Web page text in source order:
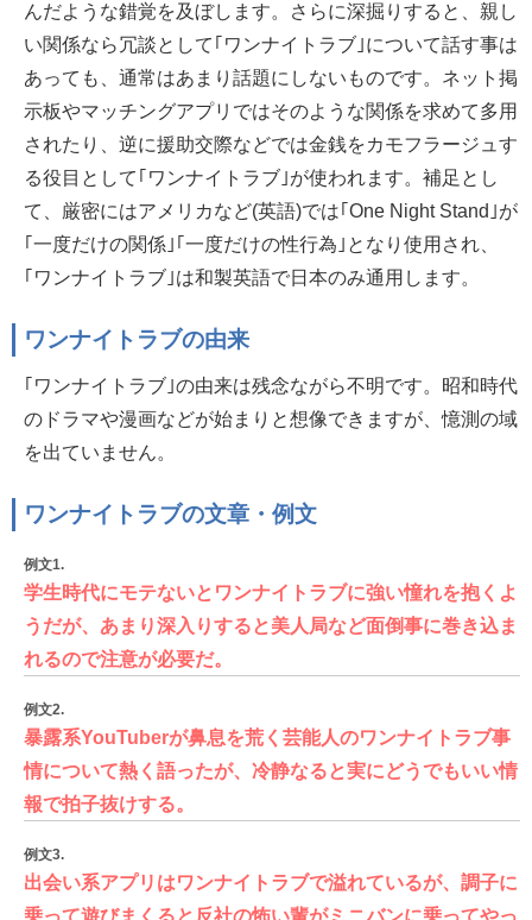
んだような錯覚を及ぼします。さらに深掘りすると、親し
い関係なら冗談として｢ワンナイトラブ｣について話す事は
あっても、通常はあまり話題にしないものです。ネット掲
示板やマッチングアプリではそのような関係を求めて多用
されたり、逆に援助交際などでは金銭をカモフラージュす
る役目として｢ワンナイトラブ｣が使われます。補足とし
て、厳密にはアメリカなど(英語)では｢One Night Stand｣が
｢一度だけの関係｣｢一度だけの性行為｣となり使用され、
｢ワンナイトラブ｣は和製英語で日本のみ通用します。
ワンナイトラブの由来
｢ワンナイトラブ｣の由来は残念ながら不明です。昭和時代
のドラマや漫画などが始まりと想像できますが、憶測の域
を出ていません。
ワンナイトラブの文章・例文
例文1.
学生時代にモテないとワンナイトラブに強い憧れを抱くよ
うだが、あまり深入りすると美人局など面倒事に巻き込ま
れるので注意が必要だ。
例文2.
暴露系YouTuberが鼻息を荒く芸能人のワンナイトラブ事
情について熱く語ったが、冷静なると実にどうでもいい情
報で拍子抜けする。
例文3.
出会い系アプリはワンナイトラブで溢れているが、調子に
乗って遊びまくると反社の怖い輩がミニバンに乗ってやっ